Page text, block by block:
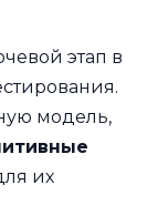
этап в
модель,
их